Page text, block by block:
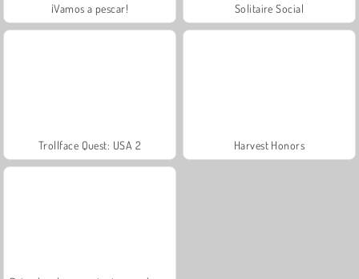
¡Vamos a pescar! Solitaire Social
Trollface Quest: USA 2 Harvest Honors